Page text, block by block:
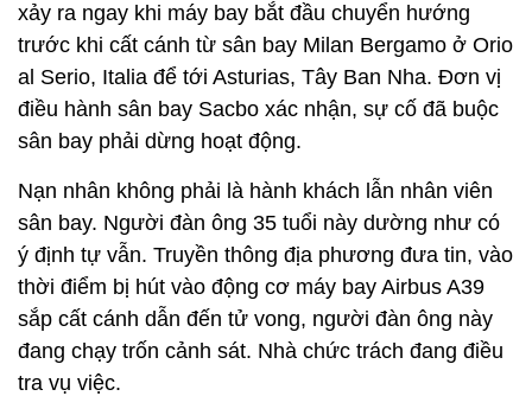
xảy ra ngay khi máy bay bắt đầu chuyển hướng
trước khi cất cánh từ sân bay Milan Bergamo ở Orio
al Serio, Italia để tới Asturias, Tây Ban Nha. Đơn vị
điều hành sân bay Sacbo xác nhận, sự cố đã buộc
sân bay phải dừng hoạt động.
Nạn nhân không phải là hành khách lẫn nhân viên
sân bay. Người đàn ông 35 tuổi này dường như có
ý định tự vẫn. Truyền thông địa phương đưa tin, vào
thời điểm bị hút vào động cơ máy bay Airbus A39
sắp cất cánh dẫn đến tử vong, người đàn ông này
đang chạy trốn cảnh sát. Nhà chức trách đang điều
tra vụ việc.